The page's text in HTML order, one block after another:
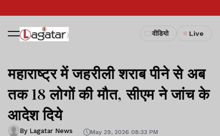
वीडियो Live
महाराष्ट्र में जहरीली शराब पीने से अब
तक 18 लोगों की मौत, सीएम ने जांच के
आदेश दिये
By Lagatar News May 29, 2026 08:33 PM